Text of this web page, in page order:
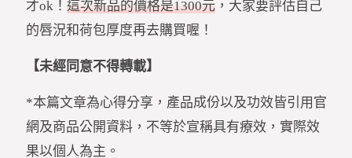
才ok！ 這次新品的價格是1300元 ，大家要評估自己
的唇況和荷包厚度再去購買喔！
【未經同意不得轉載】
*本篇文章為心得分享，產品成份以及功效皆引用官
網及商品公開資料，不等於宣稱具有療效，實際效
果以個人為主。